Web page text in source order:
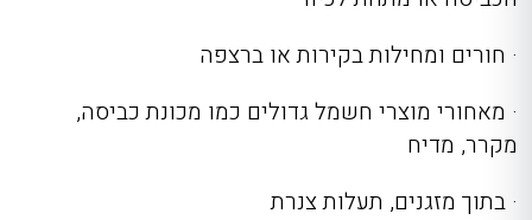
· חורים ומחילות בקירות או ברצפה
· מאחורי מוצרי חשמל גדולים כמו מכונת כביסה,
מקרר, מדיח
· בתוך מזגנים, תעלות צנרת